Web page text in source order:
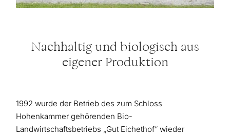
Nachhaltig und biologisch aus
eigener Produktion
1992 wurde der Betrieb des zum Schloss
Hohenkammer gehörenden Bio-
Landwirtschaftsbetriebs „Gut Eichethof“ wieder